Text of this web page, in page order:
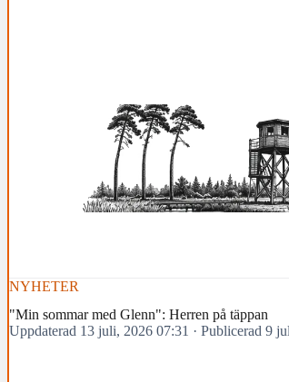
NYHETER
"Min sommar med Glenn": Herren på täppan
Uppdaterad 13 juli, 2026 07:31 · Publicerad 9